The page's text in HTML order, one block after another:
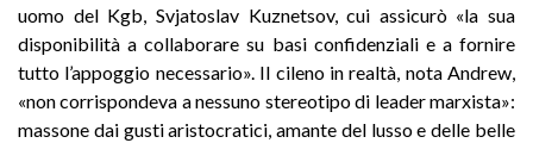
uomo del Kgb, Svjatoslav Kuznetsov, cui assicurò «la sua
disponibilità a collaborare su basi confidenziali e a fornire
tutto l’appoggio necessario». Il cileno in realtà, nota Andrew,
«non corrispondeva a nessuno stereotipo di leader marxista»:
massone dai gusti aristocratici, amante del lusso e delle belle